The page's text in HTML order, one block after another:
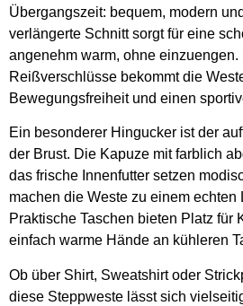
Übergangszeit: bequem, modern
verlängerte Schnitt sorgt für eine
angenehm warm, ohne
Reißverschlüsse bekommt die
Bewegungsfreiheit und einen
Ein besonderer Hingucker ist der
der Brust. Die Kapuze mit farblich
das frische Innenfutter setzen
machen die Weste zu einem echten
Praktische Taschen bieten Platz für
einfach warme Hände an kühleren
Ob über Shirt, Sweatshirt oder
diese Steppweste lässt sich